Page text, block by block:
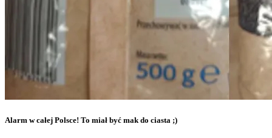
Alarm w całej Polsce! To miał być mak do ciasta ;)